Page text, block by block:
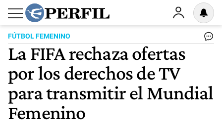
FÚTBOL FEMENINO
La FIFA rechaza ofertas
por los derechos de TV
para transmitir el Mundial
Femenino